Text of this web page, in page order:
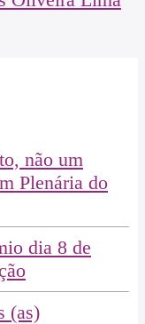
não um
Plenária do
dia 8 de
(as)